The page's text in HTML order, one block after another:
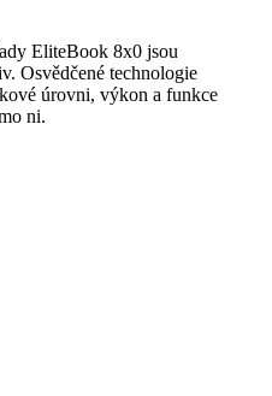
EliteBook 8x0 jsou
Osvědčené technologie
úrovni, výkon a funkce
ni.